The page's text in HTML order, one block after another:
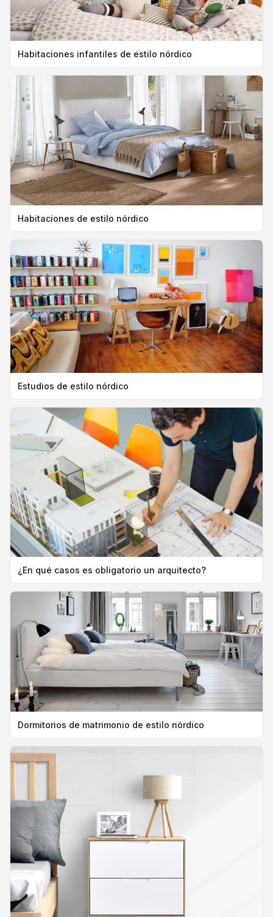
Habitaciones infantiles de estilo nórdico
Habitaciones de estilo nórdico
Estudios de estilo nórdico
¿En qué casos es obligatorio un arquitecto?
Dormitorios de matrimonio de estilo nórdico